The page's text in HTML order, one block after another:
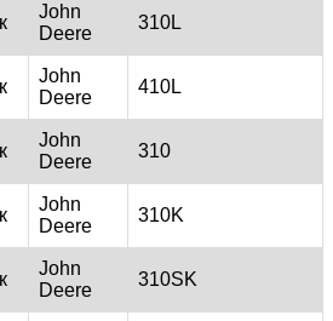
John
Deere
310L
John
Deere
410L
John
Deere
310
John
Deere
310K
John
Deere
310SK